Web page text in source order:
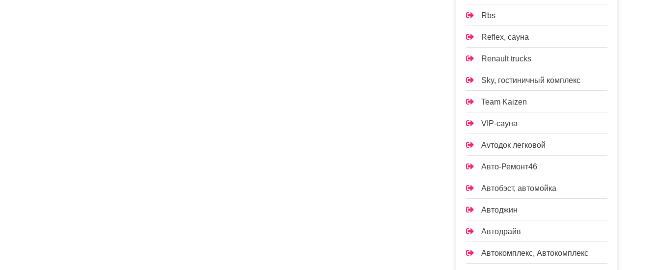
Rbs
Reflex, сауна
Renault trucks
Sky, гостиничный комплекс
Team Kaizen
VIP-сауна
Аvтодок легковой
Авто-Ремонт46
Автобэст, автомойка
Автоджин
Автодрайв
Автокомплекс, Автокомплекс